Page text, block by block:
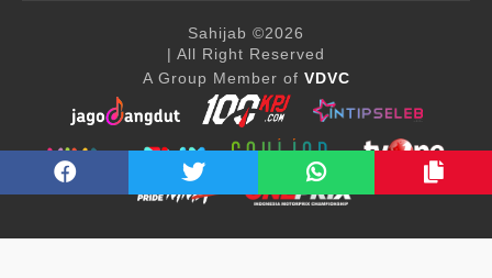
Sahijab ©2026
| All Right Reserved
A Group Member of VDVC